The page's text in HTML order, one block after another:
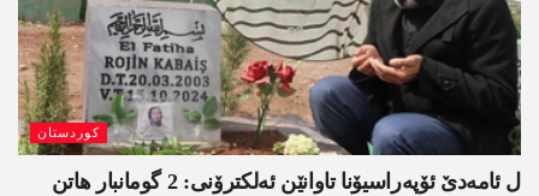
کوردستان
ل ئامەدێ ئۆپەراسیۆنا تاوانێن ئەلکترۆنی: 2 گومانبار ھاتن